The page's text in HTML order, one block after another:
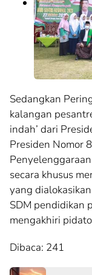
Sedangkan
kalangan
indah’ dari
Presiden Nomor
secara khusus
yang
SDM pendidikan
mengakhiri
Dibaca: 241